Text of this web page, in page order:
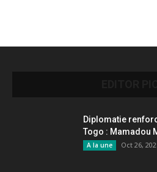
Diplomatie
Togo : Mamadou
A la une Oct 26,